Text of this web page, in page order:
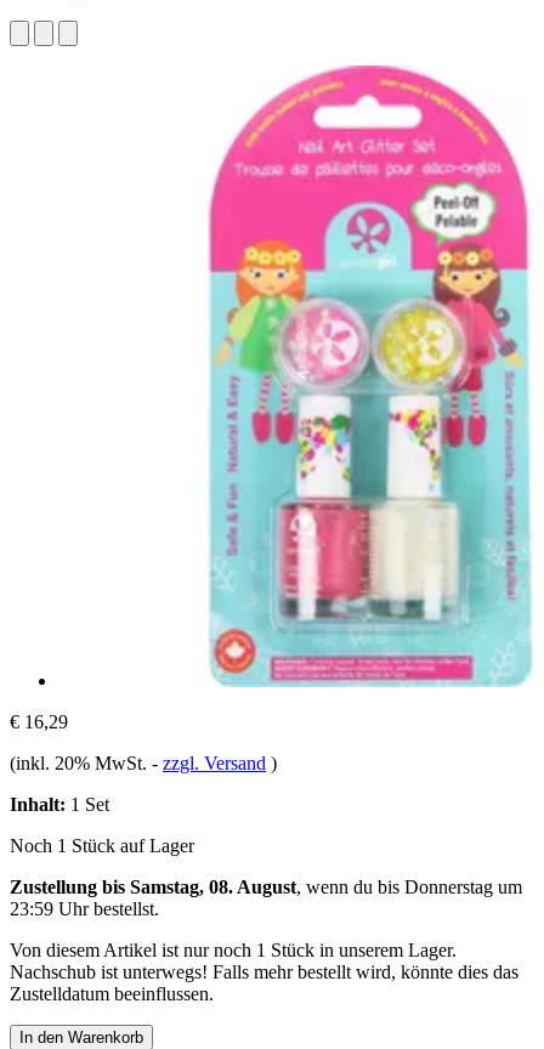
€ 16,29
(inkl. 20% MwSt. - zzgl. Versand )
Inhalt: 1 Set
Noch 1 Stück auf Lager
Zustellung bis Samstag, 08. August, wenn du bis Donnerstag um
23:59 Uhrbestellst.
Von diesem Artikel ist nur noch 1 Stück in unserem Lager.
Nachschub ist unterwegs! Falls mehr bestellt wird, könnte dies das
Zustelldatum beeinflussen.
In den Warenkorb